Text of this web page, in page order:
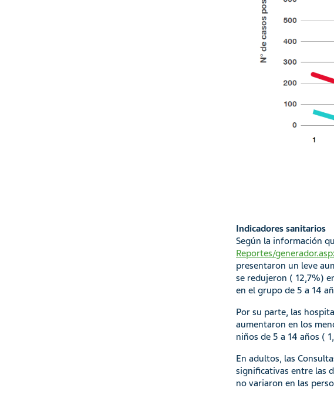
Indicadores sanitarios
Según la información
Reportes/
presentaron un leve
se redujeron ( 12,7%)
en el grupo de 5 a 14
Por su parte, las
aumentaron en los
niños de 5 a 14 años (
En adultos, las
significativas entre las
no variaron en las